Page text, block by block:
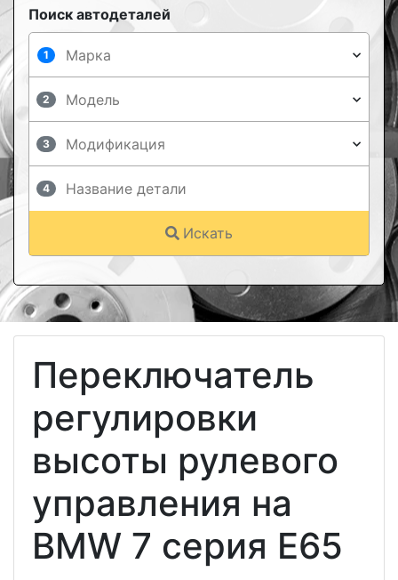
Поиск автодеталей
1
2
3
4
Искать
Переключатель
регулировки
высоты рулевого
управления на
BMW 7 серия E65